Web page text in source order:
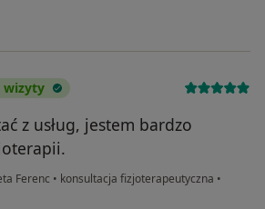
wizyty
z usług, jestem bardzo
Ferenc • konsultacja fizjoterapeutyczna •